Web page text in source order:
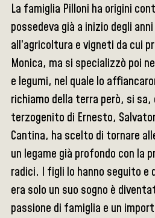
La famiglia Pilloni ha origini
possedeva già a inizio degli
all’agricoltura e vigneti da cui
Monica, ma si specializzò poi
e legumi, nel quale lo
richiamo della terra però, si
terzogenito di Ernesto,
Cantina, ha scelto di tornare
un legame già profondo con la
radici. I figli lo hanno seguito e
era solo un suo sogno è
passione di famiglia e un